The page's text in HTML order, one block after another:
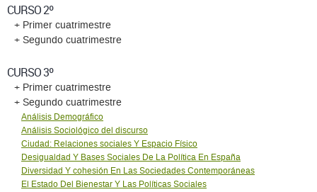
CURSO 2º
+ Primer cuatrimestre
+ Segundo cuatrimestre
CURSO 3º
+ Primer cuatrimestre
+ Segundo cuatrimestre
Análisis Demográfico
Análisis Sociológico del discurso
Ciudad: Relaciones sociales Y Espacio Físico
Desigualdad Y Bases Sociales De La Política En España
Diversidad Y cohesión En Las Sociedades Contemporáneas
El Estado Del Bienestar Y Las Políticas Sociales